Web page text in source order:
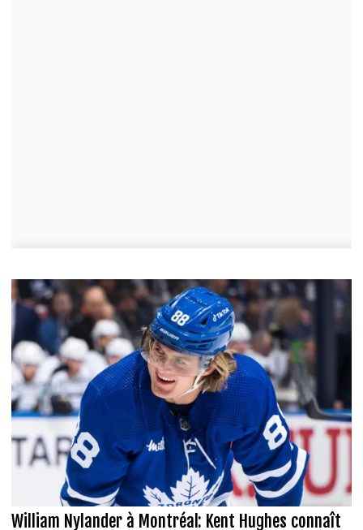
William Nylander à Montréal: Kent Hughes connaît